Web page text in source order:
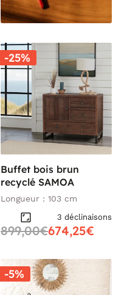
-25%
Buffet bois brun
recyclé SAMOA
Longueur : 103 cm
3 déclinaisons
899,00€674,25€
-5%